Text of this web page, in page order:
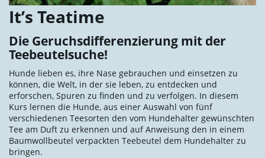
It’s Teatime
Die Geruchsdifferenzierung mit der
Teebeutelsuche!
Hunde lieben es, ihre Nase gebrauchen und einsetzen zu
können, die Welt, in der sie leben, zu entdecken und
erforschen, Spuren zu finden und zu verfolgen. In diesem
Kurs lernen die Hunde, aus einer Auswahl von fünf
verschiedenen Teesorten den vom Hundehalter gewünschten
Tee am Duft zu erkennen und auf Anweisung den in einem
Baumwollbeutel verpackten Teebeutel dem Hundehalter zu
bringen.